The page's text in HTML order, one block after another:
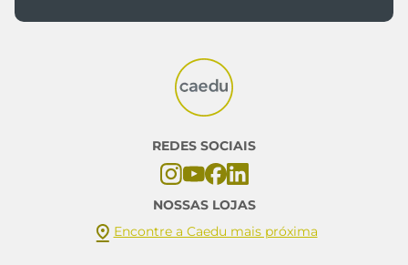
REDES SOCIAIS
NOSSAS LOJAS
Encontre a Caedu mais próxima